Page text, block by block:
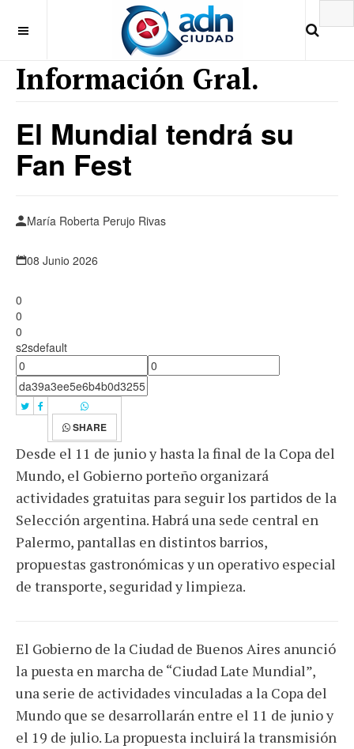
Información Gral.
El Mundial tendrá su
Fan Fest
María Roberta Perujo Rivas
08 Junio 2026
0
0
0
s2sdefault
SHARE
Desde el 11 de junio y hasta la final de la Copa del
Mundo, el Gobierno porteño organizará
actividades gratuitas para seguir los partidos de la
Selección argentina. Habrá una sede central en
Palermo, pantallas en distintos barrios,
propuestas gastronómicas y un operativo especial
de transporte, seguridad y limpieza.
El Gobierno de la Ciudad de Buenos Aires anunció
la puesta en marcha de “Ciudad Late Mundial”,
una serie de actividades vinculadas a la Copa del
Mundo que se desarrollarán entre el 11 de junio y
el 19 de julio. La propuesta incluirá la transmisión